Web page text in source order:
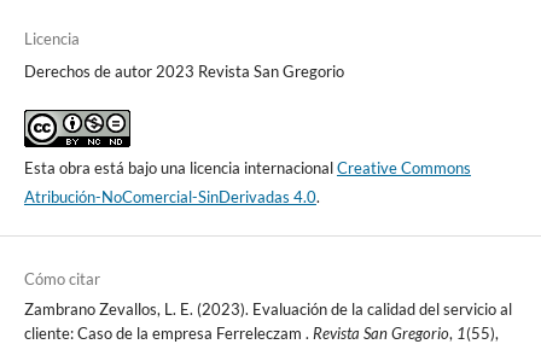
Licencia
Derechos de autor 2023 Revista San Gregorio
Esta obra está bajo una licencia internacionalCreative Commons
Atribución-NoComercial-SinDerivadas 4.0.
Cómo citar
Zambrano Zevallos, L. E. (2023). Evaluación de la calidad del servicio al
cliente: Caso de la empresa Ferreleczam . Revista San Gregorio, 1(55),